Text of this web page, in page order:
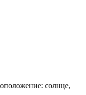
солнце,